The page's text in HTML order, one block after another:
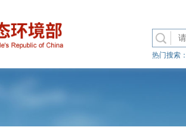
热门搜索：